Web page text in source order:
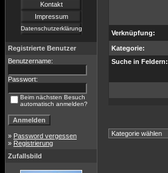
Kontakt
Impressum
Datenschutzerklärung
Registrierte Benutzer
Benutzername:
Passwort:
Beim nächsten Besuch
automatisch anmelden?
» Password vergessen
» Registrierung
Zufallsbild
Verknüpfung:
Kategorie:
Suche in Feldern: